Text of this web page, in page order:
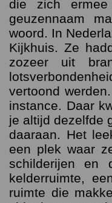
die zich
geuzennaam
woord. In
Kijkhuis. Ze
zozeer uit
vertoond
instance. Daar
je altijd dezelfde
daaraan. Het
een plek waar
schilderijen en
kelderruimte,
ruimte die